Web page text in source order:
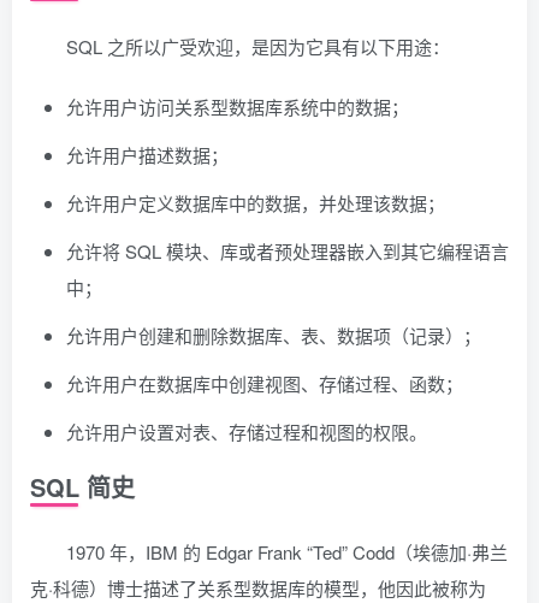
SQL 之所以广受欢迎，是因为它具有以下用途：
允许用户访问关系型数据库系统中的数据；
允许用户描述数据；
允许用户定义数据库中的数据，并处理该数据；
允许将 SQL 模块、库或者预处理器嵌入到其它编程语言
中；
允许用户创建和删除数据库、表、数据项（记录）；
允许用户在数据库中创建视图、存储过程、函数；
允许用户设置对表、存储过程和视图的权限。
SQL 简史
1970 年，IBM 的 Edgar Frank “Ted” Codd（埃德加·弗兰
克·科德）博士描述了关系型数据库的模型，他因此被称为